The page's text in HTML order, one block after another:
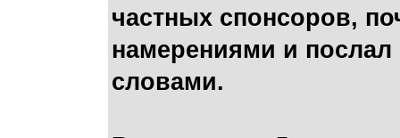
частных спонсоров,
намерениями и
словами.